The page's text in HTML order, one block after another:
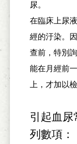
尿。
在臨床上尿
經的汙染。因
查前，特別
能在月經前
上，才加以
引起血
列數項：